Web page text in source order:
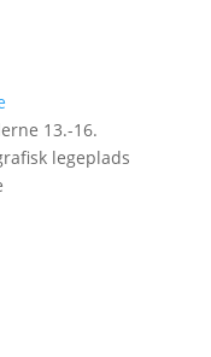
13.-16.
legeplads